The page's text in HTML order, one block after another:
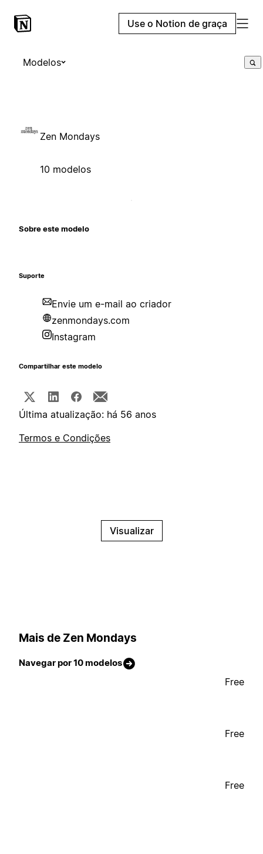
Use o Notion de graça
Modelos
Zen Mondays
10 modelos
Sobre este modelo
Suporte
Envie um e-mail ao criador
zenmondays.com
Instagram
Compartilhar este modelo
Última atualização: há 56 anos
Termos e Condições
Visualizar
Mais de Zen Mondays
Navegar por 10 modelos
Free
Free
Free